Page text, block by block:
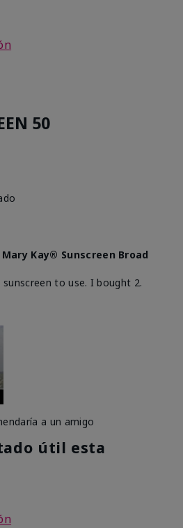
50
Kay® Sunscreen Broad
sunscreen to use. I bought 2.
a un amigo
útil esta